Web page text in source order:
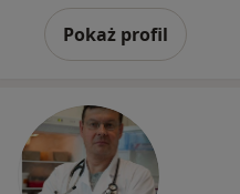
Pokaż profil